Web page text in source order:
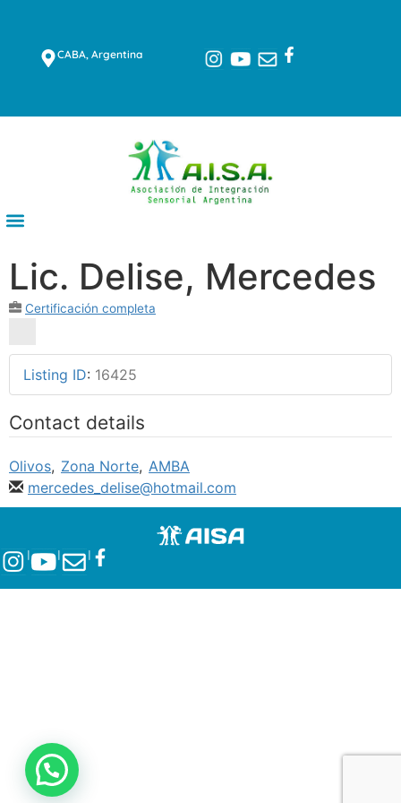
CABA, Argentina
Lic. Delise, Mercedes
Certificación completa
Listing ID: 16425
Contact details
Olivos, Zona Norte, AMBA
mercedes_delise@hotmail.com
l l l